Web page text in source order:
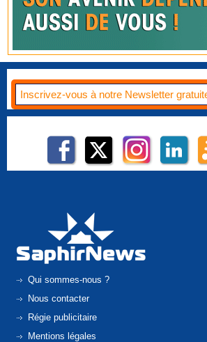
Qui sommes-nous ?
Nous contacter
Régie publicitaire
Mentions légales